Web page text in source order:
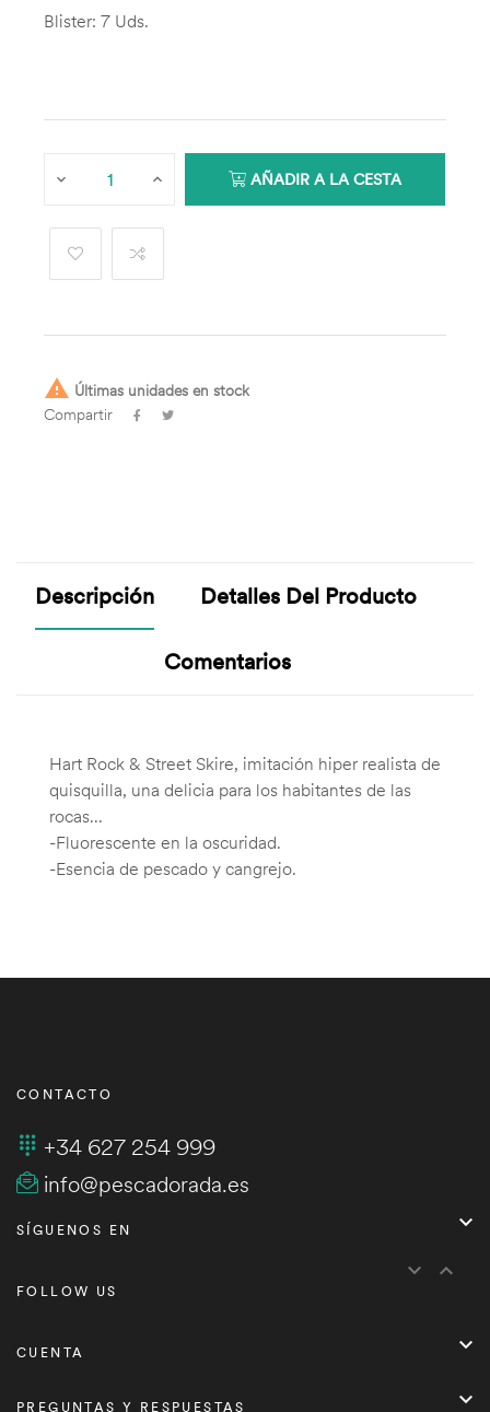
Blister: 7 Uds.
AÑADIR A LA CESTA
 Últimas unidades en stock
Compartir
Descripción Detalles Del Producto
Comentarios
Hart Rock & Street Skire, imitación hiper realista de
quisquilla, una delicia para los habitantes de las
rocas...
-Fluorescente en la oscuridad.
-Esencia de pescado y cangrejo.
CONTACTO
+34 627 254 999
info@pescadorada.es
SÍGUENOS EN 
FOLLOW US
 
CUENTA 
PREGUNTAS Y RESPUESTAS 